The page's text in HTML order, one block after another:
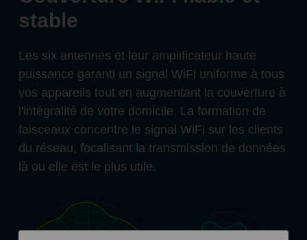
stable
Les six antennes et leur amplificateur haute
puissance garanti un signal WiFi uniforme à tous
vos appareils tout en augmentant la couverture à
l'intégralité de votre domicile. La formation de
faisceaux concentre le signal WiFi sur les clients
du réseau, focalisant la transmission de données
là ou elle est le plus utile.